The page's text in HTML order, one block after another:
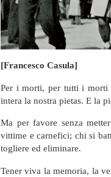
[Francesco Casula]
Per i morti, per tutti i morti
intera la nostra pietas. E la
Ma per favore senza
vittime e carnefici; chi si
togliere ed eliminare.
Tener viva la memoria, la